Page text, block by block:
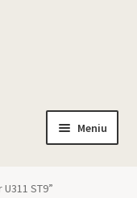
Meniu
ST9”